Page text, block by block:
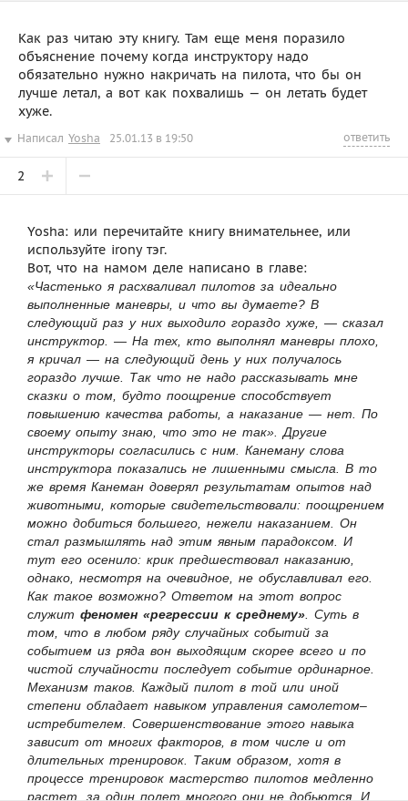
Как раз читаю эту книгу. Там еще меня поразило
объяснение почему когда инструктору надо
обязательно нужно накричать на пилота, что бы он
лучше летал, а вот как похвалишь — он летать будет
хуже.
Написал Yosha 25.01.13 в 19:50 ответить
2
Yosha: или перечитайте книгу внимательнее, или
используйте irony тэг.
Вот, что на намом деле написано в главе:
«Частенько я расхваливал пилотов за идеально
выполненные маневры, и что вы думаете? В
следующий раз у них выходило гораздо хуже, — сказал
инструктор. — На тех, кто выполнял маневры плохо,
я кричал — на следующий день у них получалось
гораздо лучше. Так что не надо рассказывать мне
сказки о том, будто поощрение способствует
повышению качества работы, а наказание — нет. По
своему опыту знаю, что это не так». Другие
инструкторы согласились с ним. Канеману слова
инструктора показались не лишенными смысла. В то
же время Канеман доверял результатам опытов над
животными, которые свидетельствовали: поощрением
можно добиться большего, нежели наказанием. Он
стал размышлять над этим явным парадоксом. И
тут его осенило: крик предшествовал наказанию,
однако, несмотря на очевидное, не обуславливал его.
Как такое возможно? Ответом на этот вопрос
служит феномен «регрессии к среднему» . Суть в
том, что в любом ряду случайных событий за
событием из ряда вон выходящим скорее всего и по
чистой случайности последует событие ординарное.
Механизм таков. Каждый пилот в той или иной
степени обладает навыком управления самолетом–
истребителем. Совершенствование этого навыка
зависит от многих факторов, в том числе и от
длительных тренировок. Таким образом, хотя в
процессе тренировок мастерство пилотов медленно
растет, за один полет многого они не добьются. И